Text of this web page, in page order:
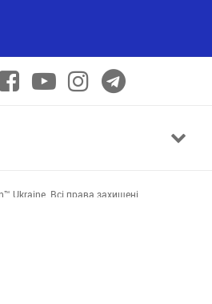
Ukraine. Всі права захищені.